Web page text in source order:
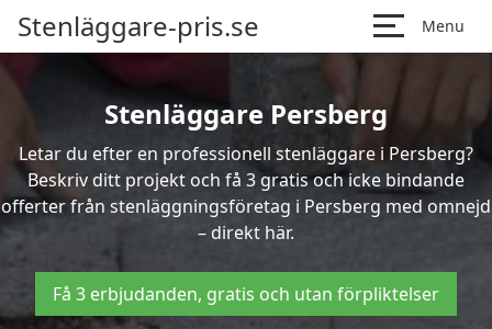
Stenläggare-pris.se Menu
Stenläggare Persberg
Letar du efter en professionell stenläggare i Persberg?
Beskriv ditt projekt och få 3 gratis och icke bindande
offerter från stenläggningsföretag i Persberg med omnejd
– direkt här.
Få 3 erbjudanden, gratis och utan förpliktelser